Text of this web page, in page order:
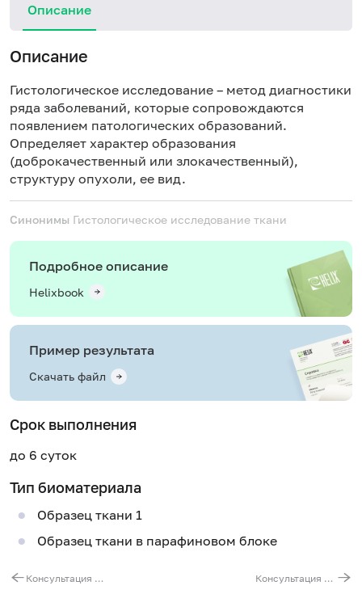
Описание
Описание
Гистологическое исследование – метод диагностики
ряда заболеваний, которые сопровождаются
появлением патологических образований.
Определяет характер образования
(доброкачественный или злокачественный),
структуру опухоли, ее вид.
Синонимы Гистологическое исследование ткани
Подробное описание
Helixbook
Пример результата
Скачать файл
Срок выполнения
до 6 суток
Тип биоматериала
Образец ткани 1
Образец ткани в парафиновом блоке
Консультация биопсийного (операционного) материала любой группы сложности (второе мнение – пересмотр гистологических препаратов 1-5 стекол) Консультация биопсийного (операционного) материала любой группы сложности (второе мнение – пересмотр гистологических препаратов 11 и более стекол)